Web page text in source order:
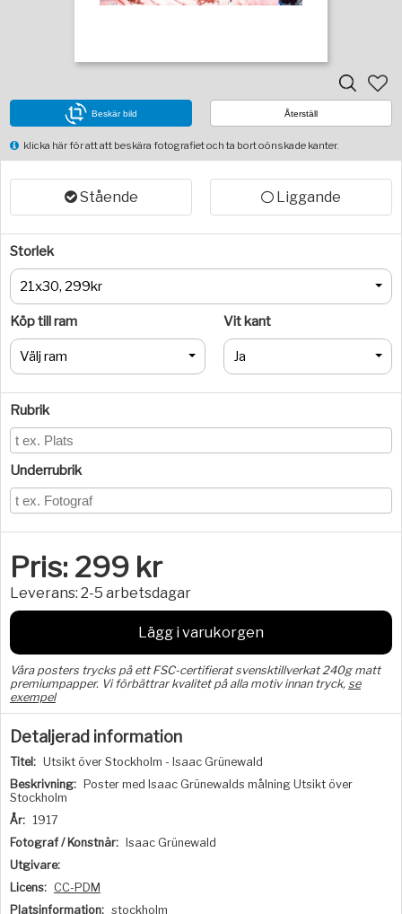
Beskär bild Återställ
klicka här för att att beskära fotografiet och ta bort oönskade kanter.
Stående Liggande
Storlek
21x30, 299kr
Köp till ram
Välj ram
Vit kant
Ja
Rubrik
Underrubrik
Pris: 299 kr
Leverans: 2-5 arbetsdagar
Lägg i varukorgen
Våra posters trycks på ett FSC-certifierat svensktillverkat 240g matt
premiumpapper. Vi förbättrar kvalitet på alla motiv innan tryck, se
exempel
Detaljerad information
Titel: Utsikt över Stockholm - Isaac Grünewald
Beskrivning:
Poster med Isaac Grünewalds målning Utsikt över
Stockholm
År: 1917
Fotograf / Konstnär:
Isaac Grünewald
Utgivare:
Licens: CC-PDM
Platsinformation: stockholm